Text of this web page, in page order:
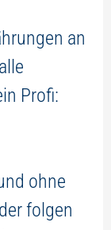
an
Profi:
ohne
folgen